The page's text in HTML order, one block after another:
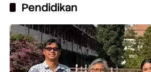
Pendidikan